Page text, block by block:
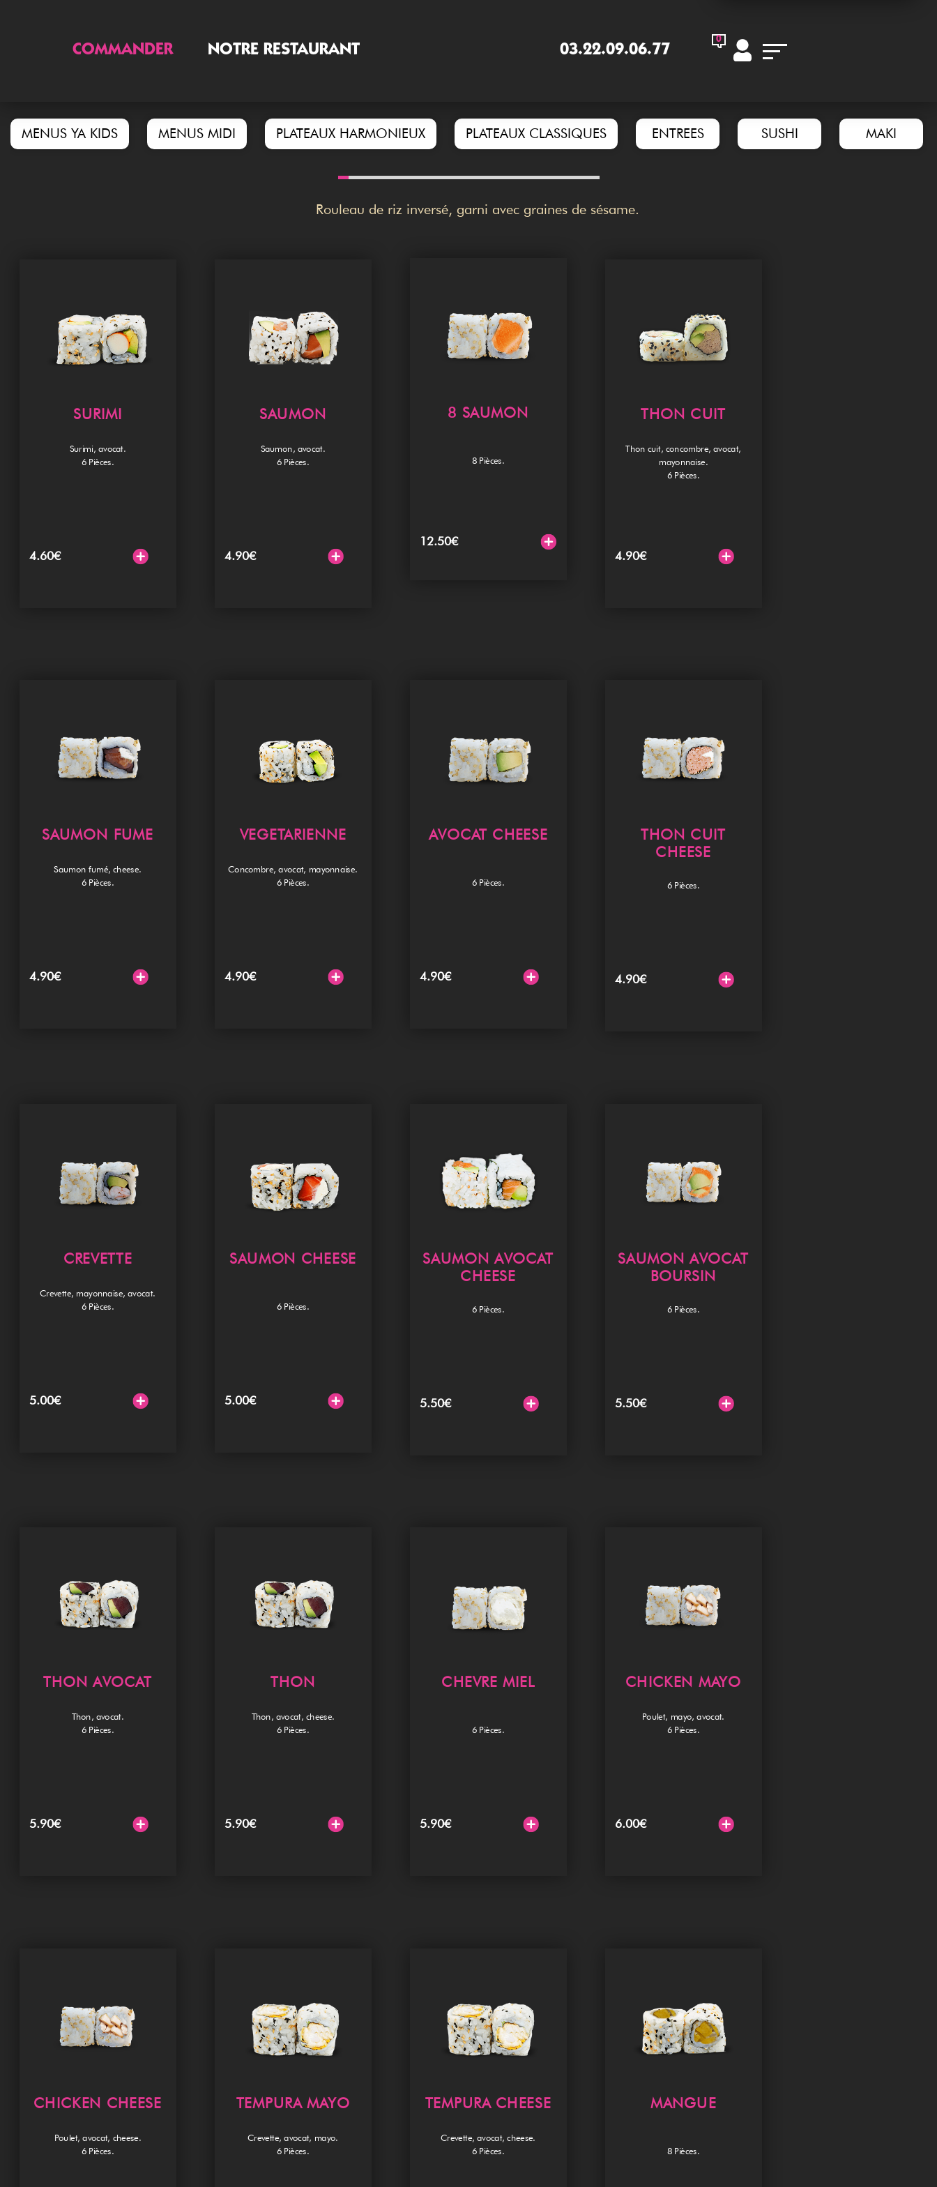
Accueil
Mobile
Programme De Fidélité
Mon Compte
Notre Restaurant
COMMANDER NOTRE RESTAURANT 03.22.09.06.77
0
MENUS YA KIDS MENUS MIDI PLATEAUX HARMONIEUX PLATEAUX CLASSIQUES ENTREES SUSHI MAKI
Rouleau de riz inversé, garni avec graines de sésame.
SURIMI
Surimi, avocat.
6 Pièces.
4.60€
SAUMON
Saumon, avocat.
6 Pièces.
4.90€
8 SAUMON
8 Pièces.
12.50€
THON CUIT
Thon cuit, concombre, avocat,
mayonnaise.
6 Pièces.
4.90€
SAUMON FUME
Saumon fumé, cheese.
6 Pièces.
4.90€
VEGETARIENNE
Concombre, avocat, mayonnaise.
6 Pièces.
4.90€
AVOCAT CHEESE
6 Pièces.
4.90€
THON CUIT
CHEESE
6 Pièces.
4.90€
CREVETTE
Crevette, mayonnaise, avocat.
6 Pièces.
5.00€
SAUMON CHEESE
6 Pièces.
5.00€
SAUMON AVOCAT
CHEESE
6 Pièces.
5.50€
SAUMON AVOCAT
BOURSIN
6 Pièces.
5.50€
THON AVOCAT
Thon, avocat.
6 Pièces.
5.90€
THON
Thon, avocat, cheese.
6 Pièces.
5.90€
CHEVRE MIEL
6 Pièces.
5.90€
CHICKEN MAYO
Poulet, mayo, avocat.
6 Pièces.
6.00€
CHICKEN CHEESE
Poulet, avocat, cheese.
6 Pièces.
TEMPURA MAYO
Crevette, avocat, mayo.
6 Pièces.
TEMPURA CHEESE
Crevette, avocat, cheese.
6 Pièces.
MANGUE
8 Pièces.